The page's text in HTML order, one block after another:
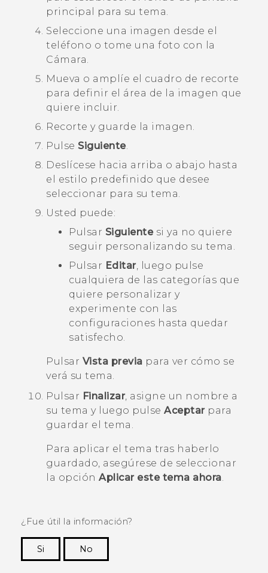
principal para su tema.
Seleccione una imagen desde el
teléfono o tome una foto con la
Cámara
Mueva o amplíe el cuadro de recorte
para definir el área de la imagen que
quiere incluir.
Recorte y guarde la imagen.
Pulse Siguiente.
Deslícese hacia arriba o abajo hasta
el estilo predefinido que desee
seleccionar para su tema.
Usted puede:
Pulsar Siguientesi ya no quiere
seguir personalizando su tema.
Pulsar Editar, luego pulse
cualquiera de las categorías que
quiere personalizar y
experimente con las
configuraciones hasta quedar
satisfecho.
Pulsar Vista previa para ver cómo se
verá su tema.
Pulsar Finalizar, asigne un nombre a
su tema y luego pulse Aceptarpara
guardar el tema.
Para aplicar el tema tras haberlo
guardado, asegúrese de seleccionar
la opción Aplicar este tema ahora
¿Fue útil la información?
Si
No